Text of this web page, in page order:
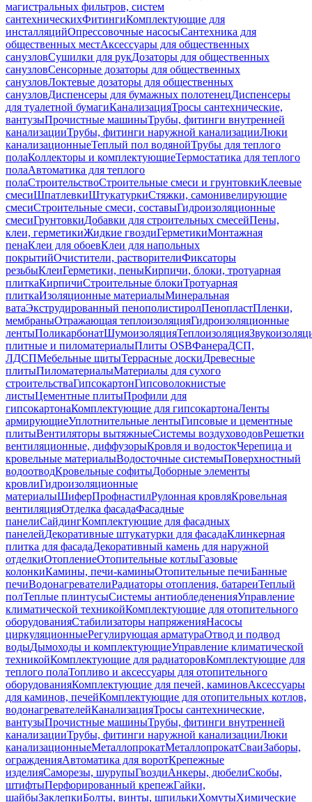
магистральных фильтров, систем
сантехническихФитингиКомплектующие для
инсталляцийОпрессовочные насосыСантехника для
общественных местАксессуары для общественных
санузловСушилки для рукДозаторы для общественных
санузловСенсорные дозаторы для общественных
санузловЛоктевые дозаторы для общественных
санузловДиспенсеры для бумажных полотенецДиспенсеры
для туалетной бумагиКанализацияТросы сантехнические,
вантузыПрочистные машиныТрубы, фитинги внутренней
канализацииТрубы, фитинги наружной канализацииЛюки
канализационныеТеплый пол водянойТрубы для теплого
полаКоллекторы и комплектующиеТермостатика для теплого
полаАвтоматика для теплого
полаСтроительствоСтроительные смеси и грунтовкиКлеевые
смесиШпатлевкиШтукатуркиСтяжки, самонивелирующие
смесиСтроительные смеси, составыГидроизоляционные
смесиГрунтовкиДобавки для строительных смесейПены,
клеи, герметикиЖидкие гвоздиГерметикиМонтажная
пенаКлеи для обоевКлеи для напольных
покрытийОчистители, растворителиФиксаторы
резьбыКлеиГерметики, пеныКирпичи, блоки, тротуарная
плиткаКирпичиСтроительные блокиТротуарная
плиткаИзоляционные материалыМинеральная
ватаЭкструдированный пенополистиролПенопластПленки,
мембраныОтражающая теплоизоляцияГидроизоляционные
лентыПоликарбонатШумоизоляцияТеплоизоляция
плитные и пиломатериалыПлиты OSBФанераДСП,
ЛДСПМебельные щитыТеррасные доскиДревесные
плитыПиломатериалыМатериалы для сухого
строительстваГипсокартонГипсоволокнистые
листыЦементные плитыПрофили для
гипсокартонаКомплектующие для гипсокартонаЛенты
армирующиеУплотнительные лентыГипсовые и цементные
плитыВентиляторы вытяжныеСистемы воздуховодовРешетки
вентиляционные, диффузорыКровля и водостокЧерепица и
кровельные материалыВодосточные системыПоверхностный
водоотводКровельные софитыДоборные элементы
кровлиГидроизоляционные
материалыШиферПрофнастилРулонная кровляКровельная
вентиляцияОтделка фасадаФасадные
панелиСайдингКомплектующие для фасадных
панелейДекоративные штукатурки для фасадаКлинкерная
плитка для фасадаДекоративный камень для наружной
отделкиОтоплениеОтопительные котлыГазовые
колонкиКамины, печи-каминыОтопительные печиБанные
печиВодонагревателиРадиаторы отопления, батареиТеплый
полТеплые плинтусыСистемы антиобледененияУправление
климатической техникойКомплектующие для отопительного
оборудованияСтабилизаторы напряженияНасосы
циркуляционныеРегулирующая арматураОтвод и подвод
водыДымоходы и комплектующиеУправление климатической
техникойКомплектующие для радиаторовКомплектующие для
теплого полаТопливо и аксессуары для отопительного
оборудованияКомплектующие для печей, каминовАксессуары
для каминов, печейКомплектующие для отопительных котлов,
водонагревателейКанализацияТросы сантехнические,
вантузыПрочистные машиныТрубы, фитинги внутренней
канализацииТрубы, фитинги наружной канализацииЛюки
канализационныеМеталлопрокатМеталлопрокатСваиЗаборы,
огражденияАвтоматика для воротКрепежные
изделияСаморезы, шурупыГвоздиАнкеры, дюбелиСкобы,
штифтыПерфорированный крепежГайки,
шайбыЗаклепкиБолты, винты, шпилькиХомутыХимические